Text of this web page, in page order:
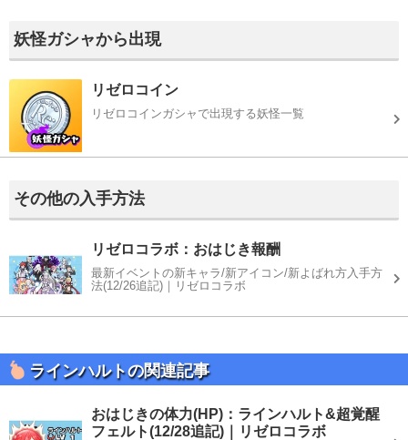
妖怪ガシャから出現
リゼロコイン
リゼロコインガシャで出現する妖怪一覧
その他の入手方法
リゼロコラボ：おはじき報酬
最新イベントの新キャラ/新アイコン/新よばれ方入手方
法(12/26追記)｜リゼロコラボ
ラインハルトの関連記事
おはじきの体力(HP)：ラインハルト&超覚醒
フェルト(12/28追記)｜リゼロコラボ